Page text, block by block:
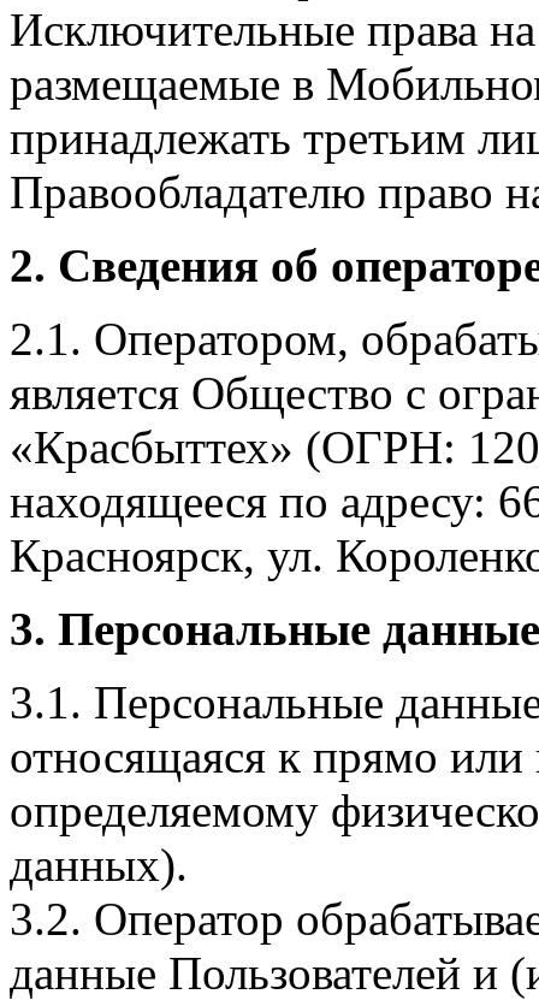
Исключительные права
размещаемые в
принадлежать третьим
Правообладателю право
2. Сведения об
2.1. Оператором,
является Общество с
«Красбыттех» (ОГРН:
находящееся по адресу:
Красноярск, ул.
3. Персональные
3.1. Персональные
относящаяся к прямо
определяемому
данных).
3.2. Оператор
данные Пользователей и